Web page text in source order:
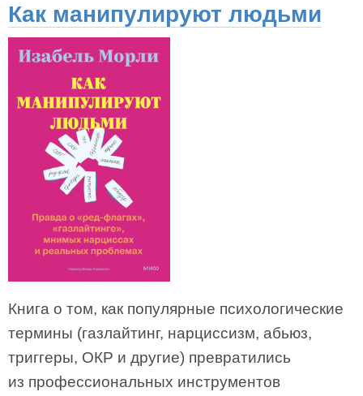
Как манипулируют людьми
Книга о том, как популярные психологические
термины (газлайтинг, нарциссизм, абьюз,
триггеры, ОКР и другие) превратились
из профессиональных инструментов